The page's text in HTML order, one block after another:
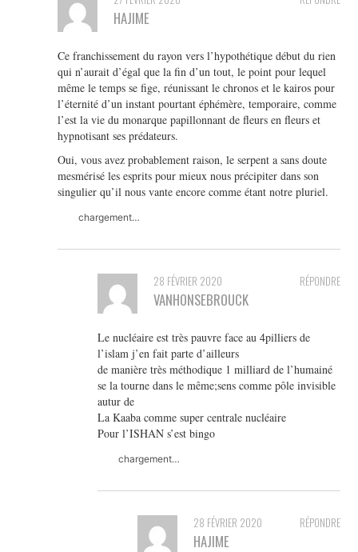
HAJIME
Ce franchissement du rayon vers l’hypothétique début du rien
qui n’aurait d’égal que la fin d’un tout, le point pour lequel
même le temps se fige, réunissant le chronos et le kairos pour
l’éternité d’un instant pourtant éphémère, temporaire, comme
l’est la vie du monarque papillonnant de fleurs en fleurs et
hypnotisant ses prédateurs.
Oui, vous avez probablement raison, le serpent a sans doute
mesmérisé les esprits pour mieux nous précipiter dans son
singulier qu’il nous vante encore comme étant notre pluriel.
chargement…
RÉPONDRE
28 FÉVRIER 2020
VANHONSEBROUCK
Le nucléaire est très pauvre face au 4pilliers de
l’islam j’en fait parte d’ailleurs
de manière très méthodique 1 milliard de l’humainé
se la tourne dans le même;sens comme pôle invisible
autur de
La Kaaba comme super centrale nucléaire
Pour l’ISHAN s’est bingo
chargement…
RÉPONDRE
28 FÉVRIER 2020
HAJIME